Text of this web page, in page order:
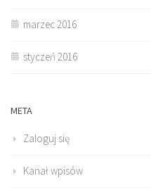
marzec 2016
styczeń 2016
META
Zaloguj się
Kanał wpisów